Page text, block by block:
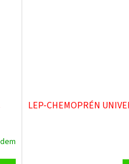
LEP-CHEMOPRÉN